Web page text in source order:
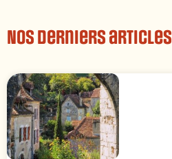
Nos derniers articles